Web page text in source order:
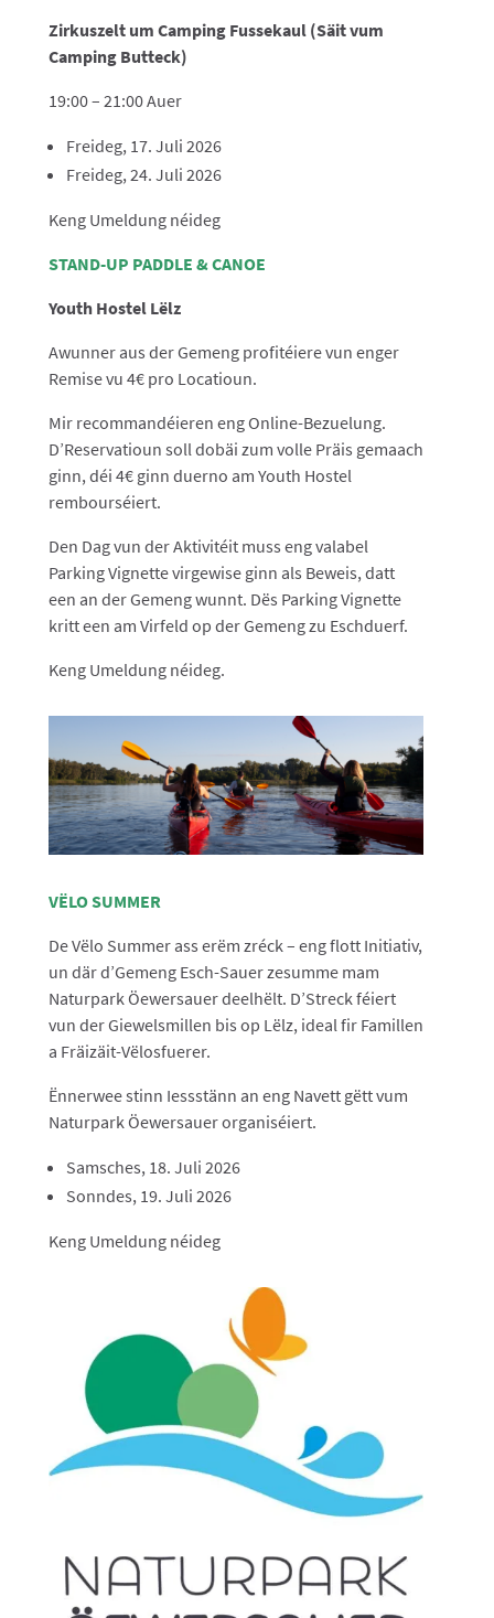
Zirkuszelt um Camping Fussekaul (Säit vum
Camping Butteck)
19:00 – 21:00 Auer
Freideg, 17. Juli 2026
Freideg, 24. Juli 2026
Keng Umeldung néideg
STAND-UP PADDLE & CANOE
Youth Hostel Lëlz
Awunner aus der Gemeng profitéiere vun enger
Remise vu 4€ pro Locatioun.
Mir recommandéieren eng Online-Bezuelung.
D’Reservatioun soll dobäi zum volle Präis gemaach
ginn, déi 4€ ginn duerno am Youth Hostel
rembourséiert.
Den Dag vun der Aktivitéit muss eng valabel
Parking Vignette virgewise ginn als Beweis, datt
een an der Gemeng wunnt. Dës Parking Vignette
kritt een am Virfeld op der Gemeng zu Eschduerf.
Keng Umeldung néideg.
VËLO SUMMER
De Vëlo Summer ass erëm zréck – eng flott Initiativ,
un där d’Gemeng Esch-Sauer zesumme mam
Naturpark Öewersauer deelhëlt. D’Streck féiert
vun der Giewelsmillen bis op Lëlz, ideal fir Famillen
a Fräizäit-Vëlosfuerer.
Ënnerwee stinn Iessstänn an eng Navett gëtt vum
Naturpark Öewersauer organiséiert.
Samsches, 18. Juli 2026
Sonndes, 19. Juli 2026
Keng Umeldung néideg